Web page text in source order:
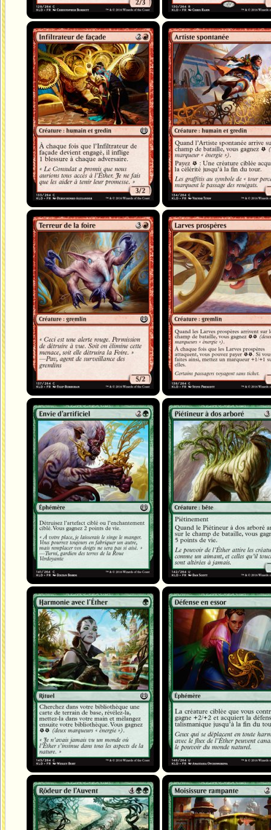
Infiltrateur de façade Artiste spontanée
Terreur de la foire Larves prospères
Envie d'artificiel Piétineur à dos arboré
Harmonie avec l'Éther Défense en essor
Rôdeur de l'Auvent Moisissure rampante